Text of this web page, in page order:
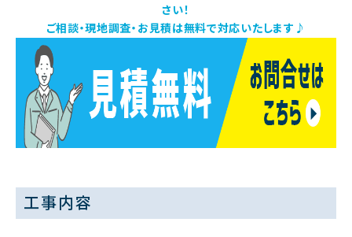
さい！
ご相談・現地調査・お見積は無料で対応いたします♪
工事内容